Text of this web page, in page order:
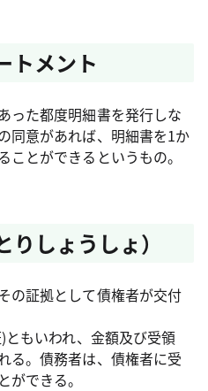
トメント
った都度明細書を発行しな
同意があれば、明細書を1か
とができるというもの。
しょうしょ）
の証拠として債権者が交付
もいわれ、金額及び受領
る。債務者は、債権者に受
できる。